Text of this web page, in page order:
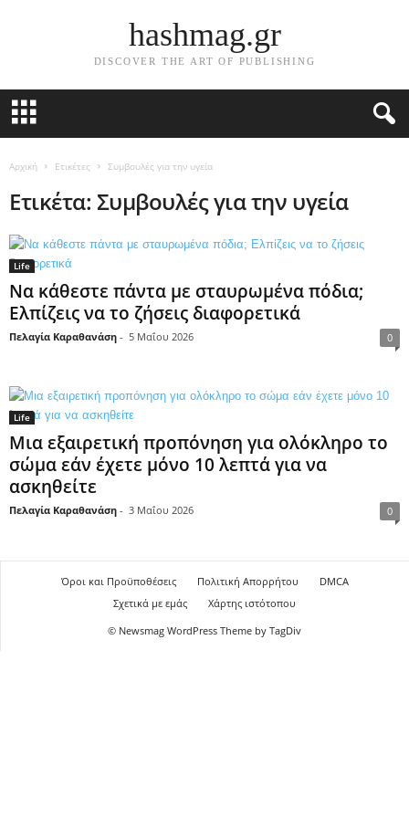
hashmag.gr
DISCOVER THE ART OF PUBLISHING
Αρχική Ετικέτες Συμβουλές για την υγεία
Ετικέτα: Συμβουλές για την υγεία
Life
Να κάθεστε πάντα με σταυρωμένα πόδια;
Ελπίζεις να το ζήσεις διαφορετικά
Πελαγία Καραθανάση - 5 Μαΐου 2026 0
Life
Μια εξαιρετική προπόνηση για ολόκληρο το
σώμα εάν έχετε μόνο 10 λεπτά για να
ασκηθείτε
Πελαγία Καραθανάση - 3 Μαΐου 2026 0
Όροι και Προϋποθέσεις Πολιτική Απορρήτου
DMCA
Σχετικά με εμάς
Χάρτης ιστότοπου
© Newsmag WordPress Theme by TagDiv